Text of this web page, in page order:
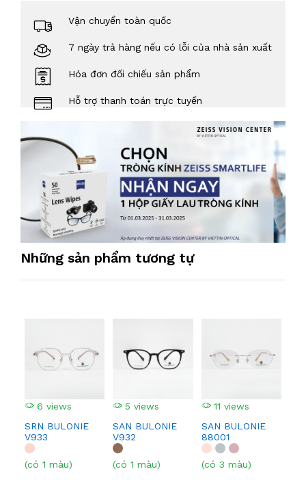
Vận chuyển toàn quốc
7 ngày trả hàng nếu có lỗi của nhà sản xuất
Hóa đơn đối chiếu sản phẩm
Hỗ trợ thanh toán trực tuyến
Những sản phẩm tương tự
6 views
SRN BULONIE
V933
(có 1 màu)
5 views
SAN BULONIE
V932
(có 1 màu)
11 views
SAN BULONIE
88001
(có 3 màu)